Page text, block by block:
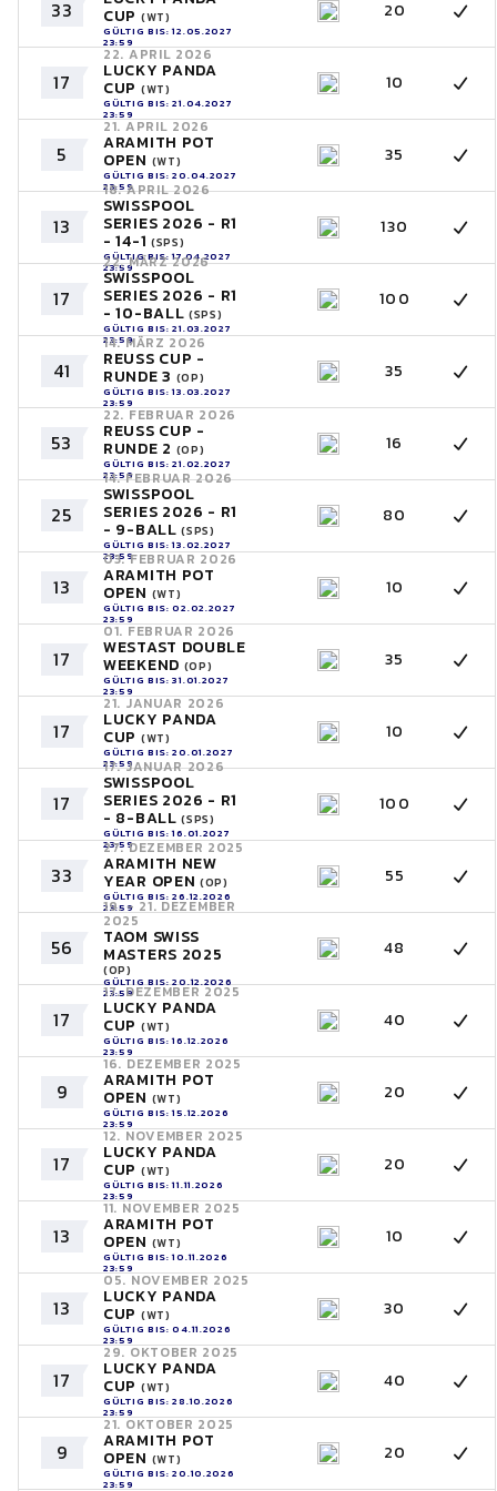
33 CUP (WT)
GÜLTIG BIS: 12.05.2027
23:59
20
17
22. APRIL 2026
LUCKY PANDA
CUP (WT)
GÜLTIG BIS: 21.04.2027
23:59
10
5
21. APRIL 2026
ARAMITH POT
OPEN (WT)
GÜLTIG BIS: 20.04.2027
23:59
35
13
18. APRIL 2026
SWISSPOOL
SERIES 2026 - R1
- 14-1 (SPS)
GÜLTIG BIS: 17.04.2027
23:59
130
17
22. MÄRZ 2026
SWISSPOOL
SERIES 2026 - R1
- 10-BALL (SPS)
GÜLTIG BIS: 21.03.2027
23:59
100
41
14. MÄRZ 2026
REUSS CUP -
RUNDE 3 (OP)
GÜLTIG BIS: 13.03.2027
23:59
35
53
22. FEBRUAR 2026
REUSS CUP -
RUNDE 2 (OP)
GÜLTIG BIS: 21.02.2027
23:59
16
25
14. FEBRUAR 2026
SWISSPOOL
SERIES 2026 - R1
- 9-BALL(SPS)
GÜLTIG BIS: 13.02.2027
23:59
80
13
03. FEBRUAR 2026
ARAMITH POT
OPEN (WT)
GÜLTIG BIS: 02.02.2027
23:59
10
17
01. FEBRUAR 2026
WESTAST DOUBLE
WEEKEND (OP)
GÜLTIG BIS: 31.01.2027
23:59
35
17
21. JANUAR 2026
LUCKY PANDA
CUP (WT)
GÜLTIG BIS: 20.01.2027
23:59
10
17
17. JANUAR 2026
SWISSPOOL
SERIES 2026 - R1
- 8-BALL(SPS)
GÜLTIG BIS: 16.01.2027
23:59
100
33
27. DEZEMBER 2025
ARAMITH NEW
YEAR OPEN (OP)
GÜLTIG BIS: 26.12.2026
23:59
55
56
19. - 21. DEZEMBER
2025
TAOM SWISS
MASTERS 2025
(OP)
GÜLTIG BIS: 20.12.2026
23:59
48
17
17. DEZEMBER 2025
LUCKY PANDA
CUP (WT)
GÜLTIG BIS: 16.12.2026
23:59
40
9
16. DEZEMBER 2025
ARAMITH POT
OPEN (WT)
GÜLTIG BIS: 15.12.2026
23:59
20
17
12. NOVEMBER 2025
LUCKY PANDA
CUP (WT)
GÜLTIG BIS: 11.11.2026
23:59
20
13
11. NOVEMBER 2025
ARAMITH POT
OPEN (WT)
GÜLTIG BIS: 10.11.2026
23:59
10
13
05. NOVEMBER 2025
LUCKY PANDA
CUP (WT)
GÜLTIG BIS: 04.11.2026
23:59
30
17
29. OKTOBER 2025
LUCKY PANDA
CUP (WT)
GÜLTIG BIS: 28.10.2026
23:59
40
9
21. OKTOBER 2025
ARAMITH POT
OPEN (WT)
GÜLTIG BIS: 20.10.2026
23:59
20